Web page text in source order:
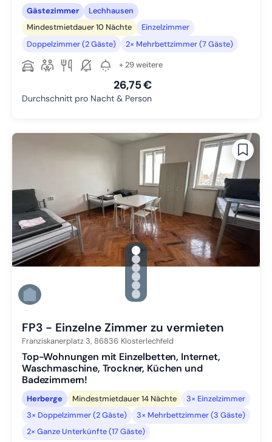
Gästezimmer
Lechhausen
Mindestmietdauer 10 Nächte
Einzelzimmer
Doppelzimmer (2 Gäste)
2× Mehrbettzimmer (7 Gäste)
+ 29 weitere
26,75 €
Durchschnitt pro Nacht & Person
gallery.slide_selector
Zu Slide 1 wechseln
Zu Slide 2 wechseln
Zu Slide 3 wechseln
Zu Slide 4 wechseln
Zu Slide 5 wechseln
Zu Slide 6 wechseln
FP3 - Einzelne Zimmer zu vermieten
Franziskanerplatz 3, 86836 Klosterlechfeld
Top-Wohnungen mit Einzelbetten, Internet,
Waschmaschine, Trockner, Küchen und
Badezimmern!
Herberge Mindestmietdauer 14 Nächte
3× Einzelzimmer
3× Doppelzimmer (2 Gäste)
3× Mehrbettzimmer (3 Gäste)
2× Ganze Unterkünfte (17 Gäste)